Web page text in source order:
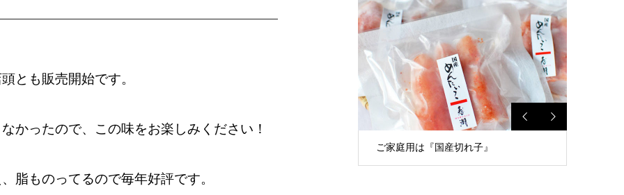
とも販売開始です。
かったので、この味をお楽しみください！
脂ものってるので毎年好評です。
ご家庭用は『国産切れ子』